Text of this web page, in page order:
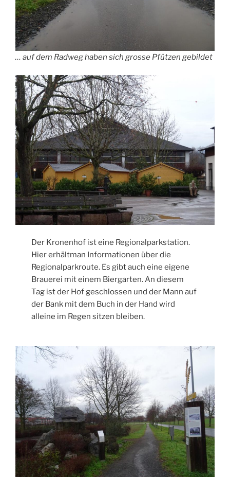
… auf dem Radweg haben sich grosse Pfützen gebildet
Der Kronenhof ist eine Regionalparkstation.
Hier erhältman Informationen über die
Regionalparkroute. Es gibt auch eine eigene
Brauerei mit einem Biergarten. An diesem
Tag ist der Hof geschlossen und der Mann auf
der Bank mit dem Buch in der Hand wird
alleine im Regen sitzen bleiben.